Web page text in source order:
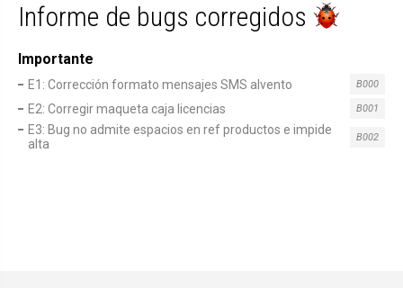
Informe de bugs corregidos
Importante
E1: Corrección formato mensajes SMS alvento B000
E2: Corregir maqueta caja licencias B001
E3: Bug no admite espacios en ref productos e impide
alta
B002